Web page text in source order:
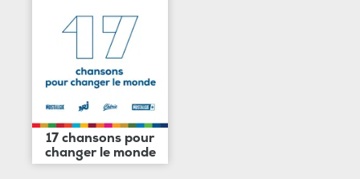
17 chansons pour
changer le monde